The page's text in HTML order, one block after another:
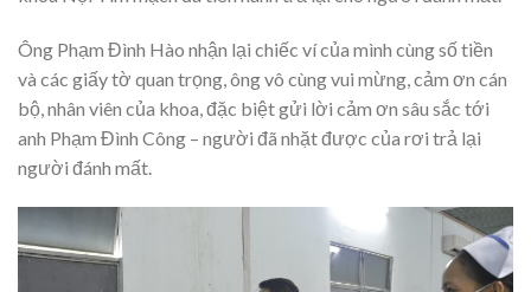
Ông Phạm Đình Hào nhận lại chiếc ví của mình cùng số tiền
và các giấy tờ quan trọng, ông vô cùng vui mừng, cảm ơn cán
bộ, nhân viên của khoa, đặc biệt gửi lời cảm ơn sâu sắc tới
anh Phạm Đình Công – người đã nhặt được của rơi trả lại
người đánh mất.